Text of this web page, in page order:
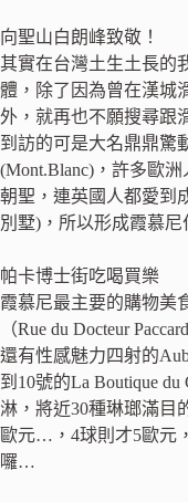
向聖山白朗峰致敬！
其實在台灣土生土長的
體，除了因為曾在漢城
外，就再也不願搜尋跟
到訪的可是大名鼎鼎驚
(Mont.Blanc)，許多歐
朝聖，連英國人都愛到
別墅)，所以形成霞慕
帕卡博士街吃喝買樂
霞慕尼最主要的購物美
（Rue du Docteur
還有性感魅力四射的
到10號的La Boutique
淋，將近30種琳瑯滿目
歐元…，4球則才5歐元
囉…